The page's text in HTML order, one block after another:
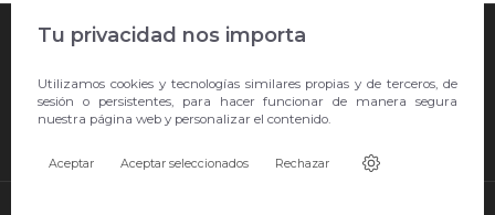
Tu privacidad nos importa
Utilizamos cookies y tecnologías similares propias y de terceros, de
sesión o persistentes, para hacer funcionar de manera segura
nuestra página web y personalizar el contenido.
Aceptar Aceptar seleccionados Rechazar
COMPRA ONLINE
EMPRESA 